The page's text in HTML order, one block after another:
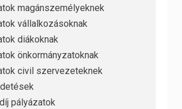
magánszemélyeknek
vállalkozásoknak
diákoknak
önkormányzatoknak
civil szervezeteknek
pályázatok